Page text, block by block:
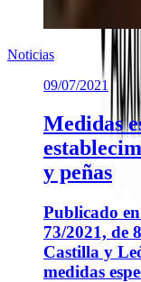
Noticias
09/07/2021
Medidas
y peñas
Publicado
73/2021, de
Castilla y
medidas